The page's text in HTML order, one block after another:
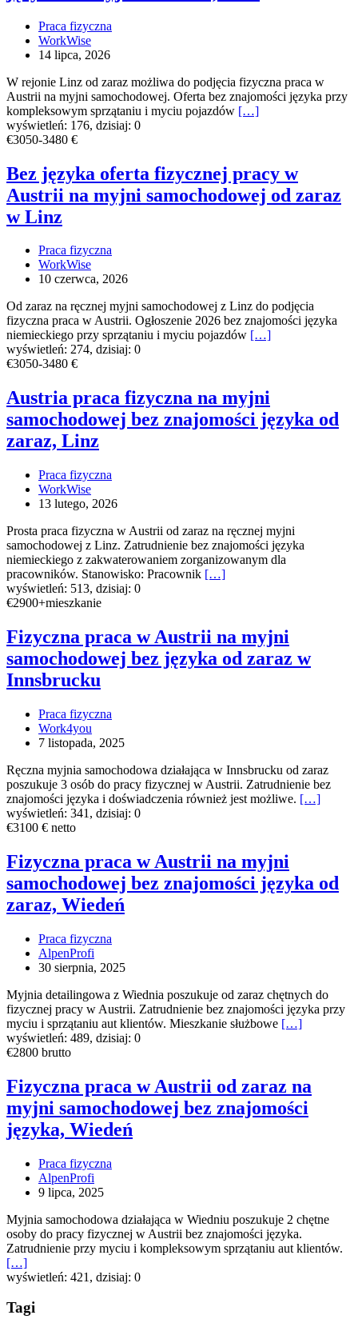
myjni
zaraz,
Praca fizyczna
WorkWise
14 lipca, 2026
W rejonie Linz od zaraz możliwa do podjęcia fizyczna praca w
Austrii na myjni samochodowej. Oferta bez znajomości języka przy
kompleksowym sprzątaniu i myciu pojazdów […]
wyświetleń: 176, dzisiaj: 0
Bez
oferta
fizycznej
pracy
Austrii
myjni
samochodowej
w
Linz
€3050-3480 €
Bez języka oferta fizycznej pracy w
Austrii na myjni samochodowej od zaraz
w Linz
Praca fizyczna
WorkWise
10 czerwca, 2026
Od zaraz na ręcznej myjni samochodowej z Linz do podjęcia
fizyczna praca w Austrii. Ogłoszenie 2026 bez znajomości języka
niemieckiego przy sprzątaniu i myciu pojazdów […]
wyświetleń: 274, dzisiaj: 0
Austria
fizyczna
na
myjni
samochodowej
bez
języka
zaraz,
€3050-3480 €
Austria praca fizyczna na myjni
samochodowej bez znajomości języka od
zaraz, Linz
Praca fizyczna
WorkWise
13 lutego, 2026
Prosta praca fizyczna w Austrii od zaraz na ręcznej myjni
samochodowej z Linz. Zatrudnienie bez znajomości języka
niemieckiego z zakwaterowaniem zorganizowanym dla
pracowników. Stanowisko: Pracownik […]
wyświetleń: 513, dzisiaj: 0
Fizyczna
w
Austrii
na
myjni
samochodowej
języka
zaraz
Innsbrucku
€2900+mieszkanie
Fizyczna praca w Austrii na myjni
samochodowej bez języka od zaraz w
Innsbrucku
Praca fizyczna
Work4you
7 listopada, 2025
Ręczna myjnia samochodowa działająca w Innsbrucku od zaraz
poszukuje 3 osób do pracy fizycznej w Austrii. Zatrudnienie bez
znajomości języka i doświadczenia również jest możliwe. […]
wyświetleń: 341, dzisiaj: 0
Fizyczna
w
Austrii
na
samochodowej
znajomości
języka
Wiedeń
€3100 € netto
Fizyczna praca w Austrii na myjni
samochodowej bez znajomości języka od
zaraz, Wiedeń
Praca fizyczna
AlpenProfi
30 sierpnia, 2025
Myjnia detailingowa z Wiednia poszukuje od zaraz chętnych do
fizycznej pracy w Austrii. Zatrudnienie bez znajomości języka przy
myciu i sprzątaniu aut klientów. Mieszkanie służbowe […]
wyświetleń: 489, dzisiaj: 0
Fizyczna
w
Austrii
od
zaraz
na
samochodowej
znajomości
Wiedeń
€2800 brutto
Fizyczna praca w Austrii od zaraz na
myjni samochodowej bez znajomości
języka, Wiedeń
Praca fizyczna
AlpenProfi
9 lipca, 2025
Myjnia samochodowa działająca w Wiedniu poszukuje 2 chętne
osoby do pracy fizycznej w Austrii bez znajomości języka.
Zatrudnienie przy myciu i kompleksowym sprzątaniu aut klientów.
[…]
wyświetleń: 421, dzisiaj: 0
Tagi